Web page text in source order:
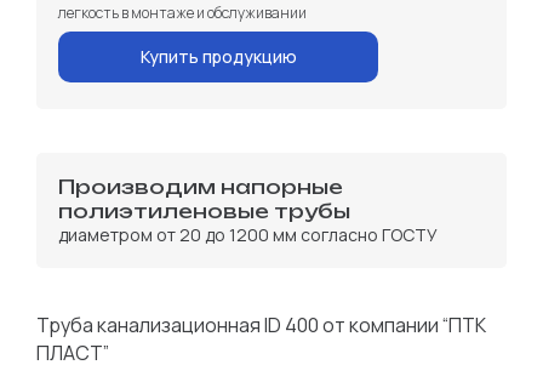
легкость в монтаже и обслуживании
Купить продукцию
Производим напорные
полиэтиленовые трубы
диаметром от 20 до 1200 мм согласно ГОСТУ
Труба канализационная ID 400 от компании “ПТК
ПЛАСТ”